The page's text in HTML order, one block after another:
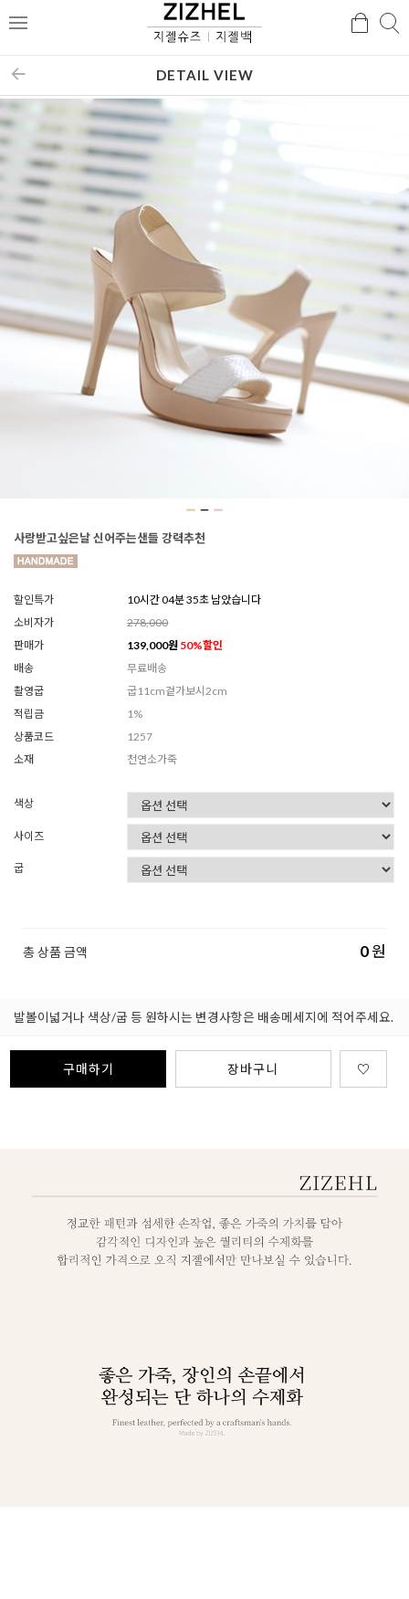
메
검
DETAIL VIEW
사랑받고싶은날 신어주는샌들 강력추천
할인특가
10시간 04분 33초 남았습니다
소비자가
278,000
판매가
139,000원 50%할인
배송
무료배송
촬영굽
굽11cm겉가보시2cm
적립금
1%
상품코드
1257
소재
천연소가죽
색상
사이즈
굽
총 상품 금액 0원
발볼이넓거나 색상/굽 등 원하시는 변경사항은 배송메세지에 적어주세요.
구매하기 장바구니 ♡